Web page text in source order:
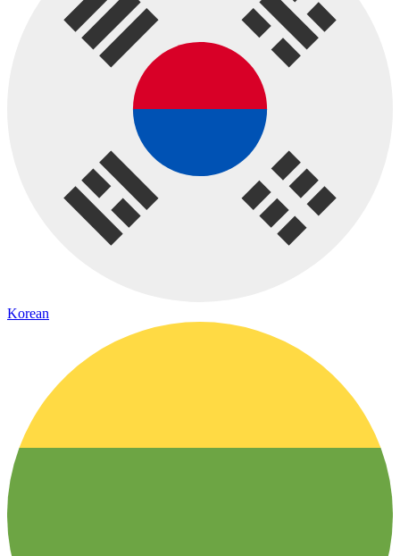
Korean